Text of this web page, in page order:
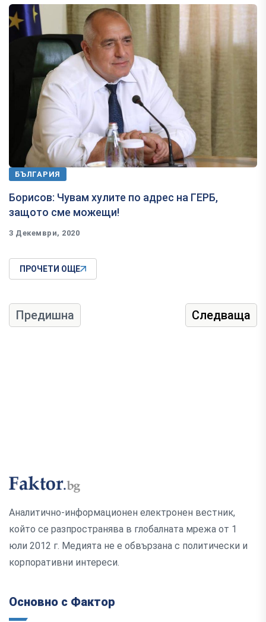
БЪЛГАРИЯ
Борисов: Чувам хулите по адрес на ГЕРБ,
защото сме можещи!
3 Декември, 2020
ПРОЧЕТИ ОЩЕ
Предишна Следваща
Аналитично-информационен електронен вестник,
който се разпространява в глобалната мрежа от 1
юли 2012 г. Медията не е обвързана с политически и
корпоративни интереси.
Основно с Фактор